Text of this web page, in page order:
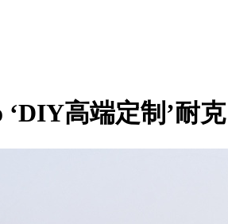
高端定制’耐